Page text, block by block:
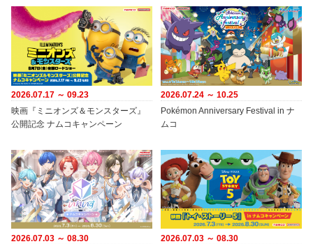
2026.07.17 ～ 09.23
映画『ミニオンズ＆モンスターズ』
公開記念 ナムコキャンペーン
2026.07.24 ～ 10.25
Pokémon Anniversary Festival in ナ
ムコ
2026.07.03 ～ 08.30
2026.07.03 ～ 08.30